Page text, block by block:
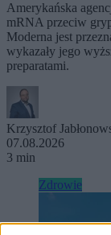
Amerykańska
mRNA przeciw
Moderna jest
wykazały jego
preparatami.
Krzysztof
07.08.2026
3 min
Zdrowie